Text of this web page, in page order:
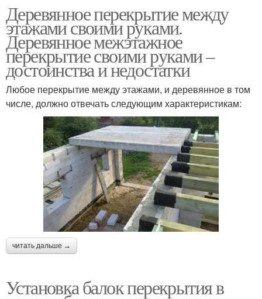
Деревянное перекрытие между
этажами своими руками.
Деревянное межэтажное
перекрытие своими руками –
достоинства и недостатки
Любое перекрытие между этажами, и деревянное в том
числе, должно отвечать следующим характеристикам:
читать дальше →
Установка балок перекрытия в